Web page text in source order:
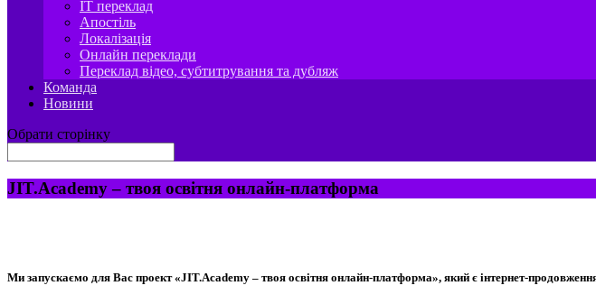
IT переклад
Апостіль
Локалізація
Онлайн переклади
Переклад відео, субтитрування та дубляж
Команда
Новини
Обрати сторінку
JIT.Academy – твоя освітня онлайн-платформа
Ми запускаємо для Вас проект «JIT.Academy – твоя освітня онлайн-платформа», який є інтернет-